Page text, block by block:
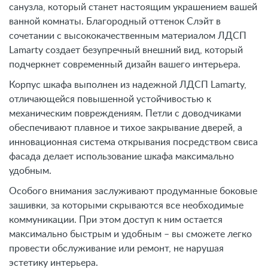
санузла, который станет настоящим украшением вашей
ванной комнаты. Благородный оттенок Слэйт в
сочетании с высококачественным материалом ЛДСП
Lamarty создает безупречный внешний вид, который
подчеркнет современный дизайн вашего интерьера.
Корпус шкафа выполнен из надежной ЛДСП Lamarty,
отличающейся повышенной устойчивостью к
механическим повреждениям. Петли с доводчиками
обеспечивают плавное и тихое закрывание дверей, а
инновационная система открывания посредством свиса
фасада делает использование шкафа максимально
удобным.
Особого внимания заслуживают продуманные боковые
зашивки, за которыми скрываются все необходимые
коммуникации. При этом доступ к ним остается
максимально быстрым и удобным – вы сможете легко
провести обслуживание или ремонт, не нарушая
эстетику интерьера.